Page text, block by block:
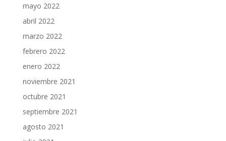
mayo 2022
abril 2022
marzo 2022
febrero 2022
enero 2022
noviembre 2021
octubre 2021
septiembre 2021
agosto 2021